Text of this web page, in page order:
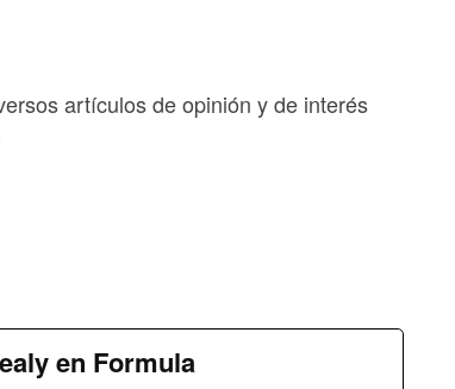
artículos de opinión y de interés
en Formula